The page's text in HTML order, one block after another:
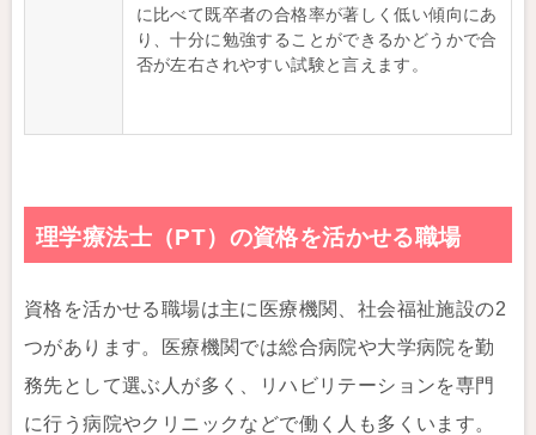
に比べて既卒者の合格率が著しく低い傾向にあ
り、十分に勉強することができるかどうかで合
否が左右されやすい試験と言えます。
理学療法士（PT）の資格を活かせる職場
資格を活かせる職場は主に医療機関、社会福祉施設の2
つがあります。医療機関では総合病院や大学病院を勤
務先として選ぶ人が多く、リハビリテーションを専門
に行う病院やクリニックなどで働く人も多くいます。